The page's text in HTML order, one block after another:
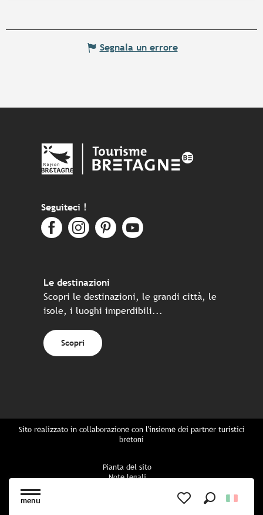
menu
Segnala un errore
Seguiteci !
Le destinazioni
Scopri le destinazioni, le grandi città, le
isole, i luoghi imperdibili...
Scopri
Sito realizzato in collaborazione con l'insieme dei partner turistici
bretoni
Pianta del sito
Note legali